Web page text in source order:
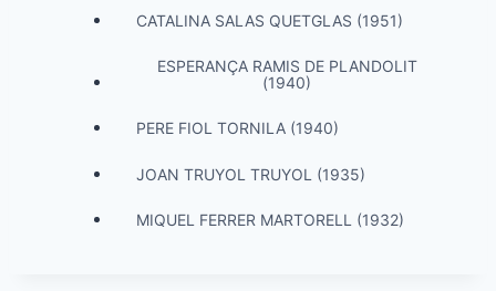
CATALINA SALAS QUETGLAS (1951)
ESPERANÇA RAMIS DE PLANDOLIT
(1940)
PERE FIOL TORNILA (1940)
JOAN TRUYOL TRUYOL (1935)
MIQUEL FERRER MARTORELL (1932)